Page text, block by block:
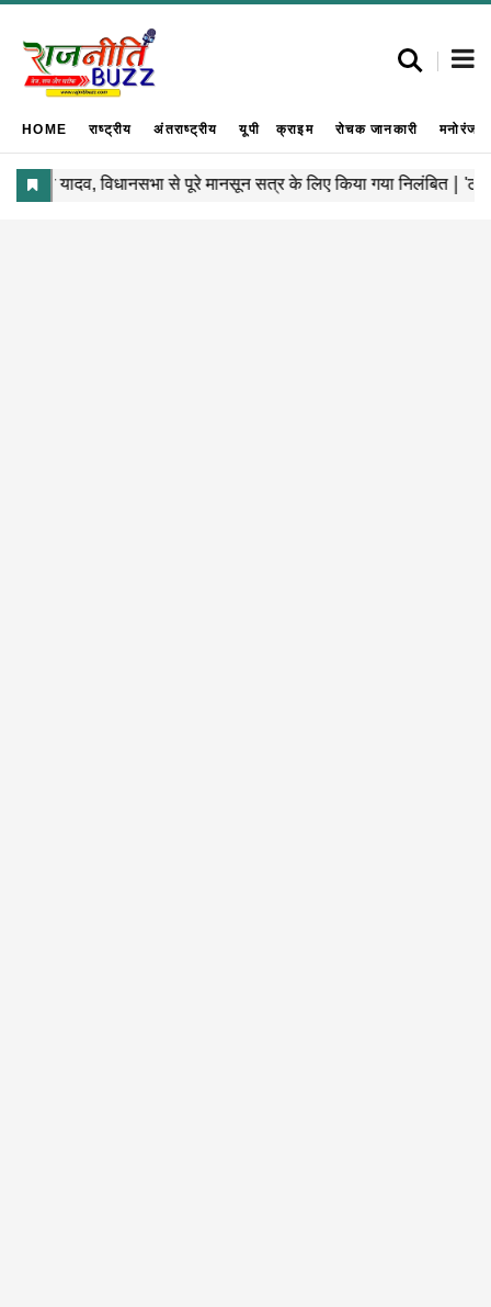
HOME राष्ट्रीय अंतराष्ट्रीय यूपी क्राइम रोचक जानकारी मनोरंजन